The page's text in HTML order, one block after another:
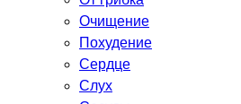
Очищение
Похудение
Сердце
Слух